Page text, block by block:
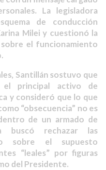
La legisladora
de conducción
Milei y cuestionó la
el funcionamiento
Santillán sostuvo que
el principal activo de
y consideró que lo que
“obsecuencia” no es
de un armado de
buscó rechazar las
sobre el supuesto
“leales” por figuras
del Presidente.